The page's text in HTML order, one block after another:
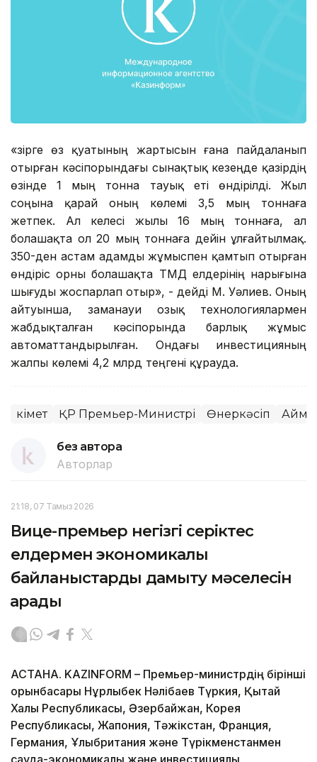
«Әзірге өз қуатының жартысын ғана пайдаланып
отырған кәсіпорындағы сынақтық кезеңде қазірдің
өзінде 1 мың тонна тауық еті өндірілді. Жыл
соңына қарай оның көлемі 3,5 мың тоннаға
жетпек. Ал келесі жылы 16 мың тоннаға, ал
болашақта ол 20 мың тоннаға дейін ұлғайтылмақ.
350-ден астам адамды жұмыспен қамтып отырған
өндіріс орны болашақта ТМД елдерінің нарығына
шығуды жоспарлап отыр», - дейді М. Уәлиев. Оның
айтуынша, заманауи озық технологиялармен
жабдықталған кәсіпорында барлық жұмыс
автоматтандырылған. Ондағы инвестицияның
жалпы көлемі 4,2 млрд теңгені құрауда.
Үкімет ҚР Премьер-Министрі Өнеркәсіп
без автора
Авторлар
21:18, 07 Тамыз 2026
Вице-премьер негізгі серіктес
елдермен экономикалық
байланыстарды дамыту мәселесін
қарады
АСТАНА. KAZINFORM – Премьер-министрдің бірінші
орынбасары Нұрлыбек Нәлібаев Түркия, Қытай
Халық Республикасы, Әзербайжан, Корея
Республикасы, Жапония, Тәжікстан, Франция,
Германия, Ұлыбритания және Түрікменстанмен
сауда-экономикалық және инвестициялық